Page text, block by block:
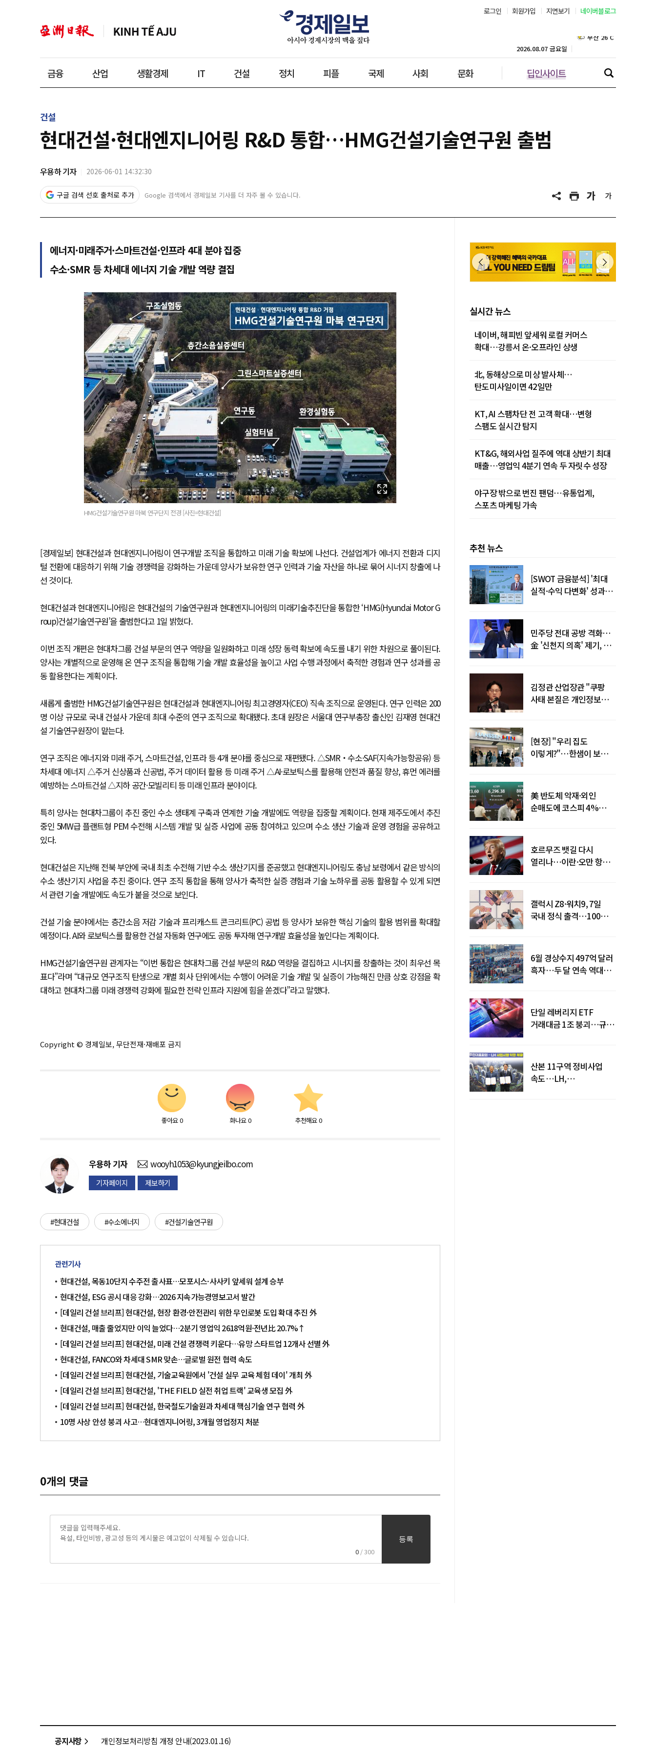
로그인 회원가입 지면보기 네이버블로그
금융 산업 생활경제 IT 건설 정치 피플 국제 사회 문화 딥인사이트
2026.08.07 금요일
인천 28˚C
제주 28˚C
건설
현대건설·현대엔지니어링 R&D 통합…HMG건설기술연구원 출범
우용하 기자 2026-06-01 14:32:30
구글 검색 선호 출처로 추가 Google 검색에서 경제일보 기사를 더 자주 볼 수 있습니다.
에너지·미래주거·스마트건설·인프라 4대 분야 집중
수소·SMR 등 차세대 에너지 기술 개발 역량 결집
HMG건설기술연구원 마북 연구단지 전경 [사진=현대건설]
[경제일보] 현대건설과 현대엔지니어링이 연구개발 조직을 통합하고 미래 기술 확보에 나선다. 건설업계가 에너지 전환과 디지
털 전환에 대응하기 위해 기술 경쟁력을 강화하는 가운데 양사가 보유한 연구 인력과 기술 자산을 하나로 묶어 시너지 창출에 나
선 것이다.
현대건설과 현대엔지니어링은 현대건설의 기술연구원과 현대엔지니어링의 미래기술추진단을 통합한 ‘HMG(Hyundai Motor G
roup)건설기술연구원’을 출범한다고 1일 밝혔다.
이번 조직 개편은 현대차그룹 건설 부문의 연구 역량을 일원화하고 미래 성장 동력 확보에 속도를 내기 위한 차원으로 풀이된다.
양사는 개별적으로 운영해 온 연구 조직을 통합해 기술 개발 효율성을 높이고 사업 수행 과정에서 축적한 경험과 연구 성과를 공
동 활용한다는 계획이다.
새롭게 출범한 HMG건설기술연구원은 현대건설과 현대엔지니어링 최고경영자(CEO) 직속 조직으로 운영된다. 연구 인력은 200
명 이상 규모로 국내 건설사 가운데 최대 수준의 연구 조직으로 확대됐다. 초대 원장은 서울대 연구부총장 출신인 김재영 현대건
설 기술연구원장이 맡는다.
연구 조직은 에너지와 미래 주거, 스마트건설, 인프라 등 4개 분야를 중심으로 재편됐다. △SMR‧수소·SAF(지속가능항공유) 등
차세대 에너지 △주거 신상품과 신공법, 주거 데이터 활용 등 미래 주거 △AI·로보틱스를 활용해 안전과 품질 향상, 휴먼 에러를
예방하는 스마트건설 △지하 공간·모빌리티 등 미래 인프라 분야이다.
특히 양사는 현대차그룹이 추진 중인 수소 생태계 구축과 연계한 기술 개발에도 역량을 집중할 계획이다. 현재 제주도에서 추진
중인 5MW급 플랜트형 PEM 수전해 시스템 개발 및 실증 사업에 공동 참여하고 있으며 수소 생산 기술과 운영 경험을 공유하고
있다.
현대건설은 지난해 전북 부안에 국내 최초 수전해 기반 수소 생산기지를 준공했고 현대엔지니어링도 충남 보령에서 같은 방식의
수소 생산기지 사업을 추진 중이다. 연구 조직 통합을 통해 양사가 축적한 실증 경험과 기술 노하우를 공동 활용할 수 있게 되면
서 관련 기술 개발에도 속도가 붙을 것으로 보인다.
건설 기술 분야에서는 층간소음 저감 기술과 프리캐스트 콘크리트(PC) 공법 등 양사가 보유한 핵심 기술의 활용 범위를 확대할
예정이다. AI와 로보틱스를 활용한 건설 자동화 연구에도 공동 투자해 연구개발 효율성을 높인다는 계획이다.
HMG건설기술연구원 관계자는 “이번 통합은 현대차그룹 건설 부문의 R&D 역량을 결집하고 시너지를 창출하는 것이 최우선 목
표다”라며 “대규모 연구조직 탄생으로 개별 회사 단위에서는 수행이 어려운 기술 개발 및 실증이 가능해진 만큼 상호 강점을 확
대하고 현대차그룹 미래 경쟁력 강화에 필요한 전략 인프라 지원에 힘을 쏟겠다”라고 말했다.
Copyright © 경제일보, 무단전재·재배포 금지
좋아요 0 화나요 0 추천해요 0
우용하기자 wooyh1053@kyungjeilbo.com
기자페이지 제보하기
#현대건설 #수소에너지 #건설기술연구원
관련기사
현대건설, 목동10단지 수주전 출사표…모포시스·사사키 앞세워 설계 승부
현대건설, ESG 공시 대응 강화…2026 지속가능경영보고서 발간
[데일리 건설 브리프] 현대건설, 현장 환경·안전관리 위한 무인로봇 도입 확대 추진 外
현대건설, 매출 줄었지만 이익 늘었다…2분기 영업익 2618억원·전년比 20.7%↑
[데일리 건설 브리프] 현대건설, 미래 건설 경쟁력 키운다…유망 스타트업 12개사 선별 外
현대건설, FANCO와 차세대 SMR 맞손…글로벌 원전 협력 속도
[데일리 건설 브리프] 현대건설, 기술교육원에서 '건설 실무 교육 체험 데이' 개최 外
[데일리 건설 브리프] 현대건설, 'THE FIELD 실전 취업 트랙' 교육생 모집 外
[데일리 건설 브리프] 현대건설, 한국철도기술원과 차세대 핵심기술 연구 협력 外
10명 사상 안성 붕괴 사고…현대엔지니어링, 3개월 영업정지 처분
0개의 댓글
0 / 300
등록
실시간 뉴스
네이버, 해피빈 앞세워 로컬 커머스
확대…강릉서 온·오프라인 상생
北, 동해상으로 미상 발사체…
탄도미사일이면 42일만
KT, AI 스팸차단 전 고객 확대…변형
스팸도 실시간 탐지
KT&G, 해외사업 질주에 역대 상반기 최대
매출…영업익 4분기 연속 두 자릿수 성장
야구장 밖으로 번진 팬덤…유통업계,
스포츠 마케팅 가속
추천 뉴스
[SWOT 금융분석] '최대
실적·수익 다변화' 성과…
민주당 전대 공방 격화…
金 '신천지 의혹' 제기, 鄭
김정관 산업장관 "쿠팡
사태 본질은 개인정보
[현장] "우리 집도
이렇게?"…한샘이 보여준
美 반도체 악재·외인
순매도에 코스피 4%
호르무즈 뱃길 다시
열리나…이란·오만 항로
갤럭시 Z8·워치9, 7일
국내 정식 출격…100개국
6월 경상수지 497억 달러
흑자…두 달 연속 역대
단일 레버리지 ETF
거래대금 1조 붕괴…규제
산본 11구역 정비사업
속도…LH,
공지사항 개인정보처리방침 개정 안내(2023.01.16)